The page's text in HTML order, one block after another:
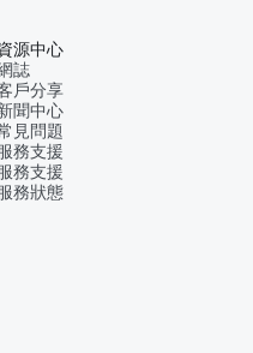
源中心
誌
戶分享
聞中心
見問題
務支援
務支援
務狀態